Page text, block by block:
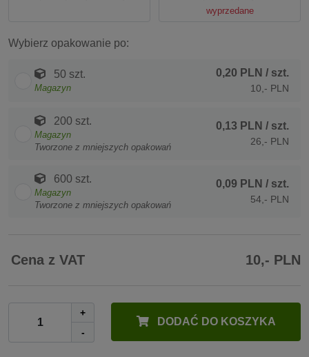
wyprzedane
Wybierz opakowanie po:
50 szt.
Magazyn
0,20 PLN / szt.
10,- PLN
200 szt.
Magazyn
Tworzone z mniejszych opakowań
0,13 PLN / szt.
26,- PLN
600 szt.
Magazyn
Tworzone z mniejszych opakowań
0,09 PLN / szt.
54,- PLN
Cena z VAT 10,- PLN
+
-
DODAĆ DO KOSZYKA